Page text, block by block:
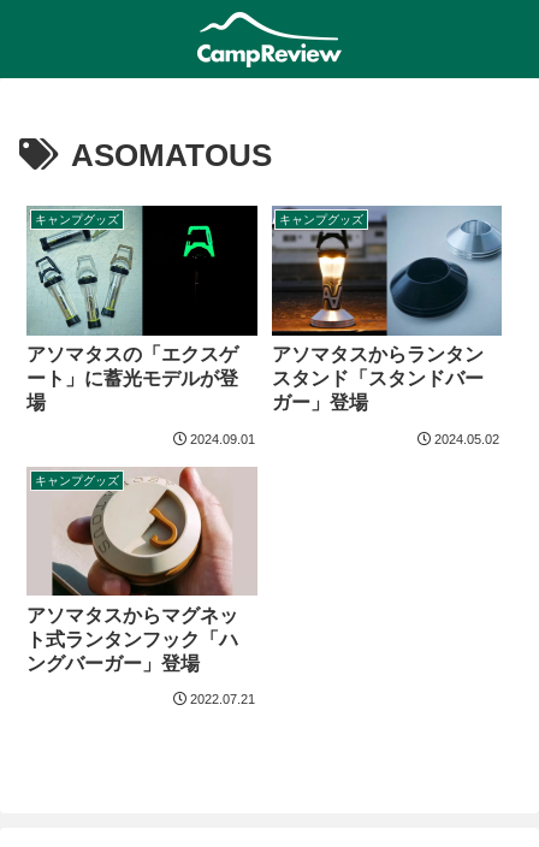
ASOMATOUS
キャンプグッズ
アソマタスの「エクスゲ
ート」に蓄光モデルが登
場
2024.09.01
キャンプグッズ
アソマタスからランタン
スタンド「スタンドバー
ガー」登場
2024.05.02
キャンプグッズ
アソマタスからマグネッ
ト式ランタンフック「ハ
ングバーガー」登場
2022.07.21